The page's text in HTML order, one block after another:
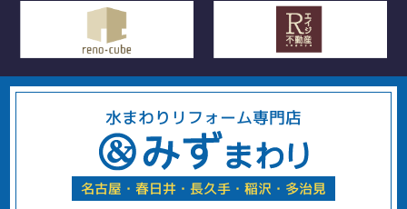
水まわりリフォーム専門店
名古屋・春日井・長久手・稲沢・多治見